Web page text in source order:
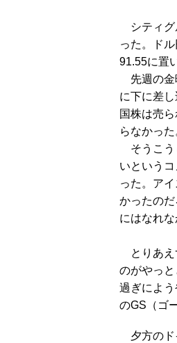
シティグ
った。ド
91.55に置
先週の金
に下に差
国株は売
らなかった
そうこう
いという
った。ア
かったの
にはなれな
とりあえ
のがやっ
過ぎによ
のGS（ゴ
夕方のド